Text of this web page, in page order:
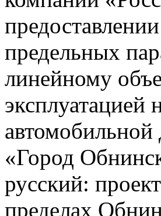
предельных
линейному
эксплуатацией
«Город
русский:
пределах